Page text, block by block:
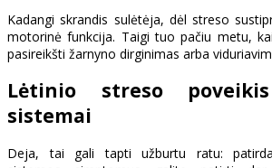
Kadangi skrandis sulėtėja, dėl streso
motorinė funkcija. Taigi tuo pačiu metu,
pasireikšti žarnyno dirginimas arba
Lėtinio streso
sistemai
Deja, tai gali tapti užburtu ratu: